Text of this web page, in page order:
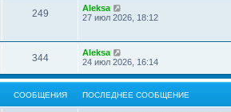
249
Aleksa
27 июл 2026, 18:12
344
Aleksa
24 июл 2026, 16:14
СООБЩЕНИЯ ПОСЛЕДНЕЕ СООБЩЕНИЕ